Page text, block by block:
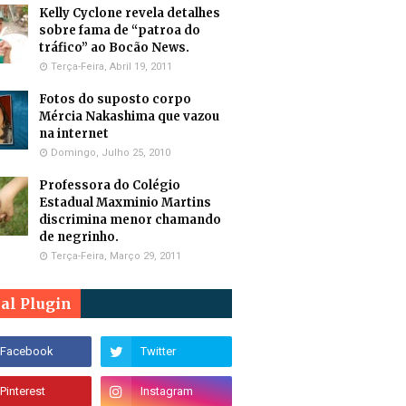
Kelly Cyclone revela detalhes
sobre fama de “patroa do
tráfico” ao Bocão News.
Terça-Feira, Abril 19, 2011
Fotos do suposto corpo
Mércia Nakashima que vazou
na internet
Domingo, Julho 25, 2010
Professora do Colégio
Estadual Maxminio Martins
discrimina menor chamando
de negrinho.
Terça-Feira, Março 29, 2011
Plugin